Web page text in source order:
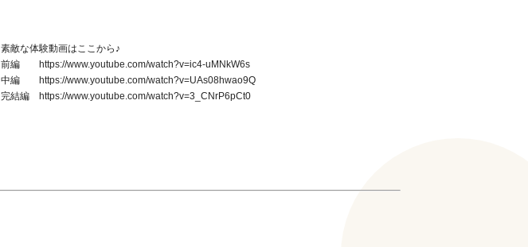
素敵な体験動画はここから♪
前編 https://www.youtube.com/watch?v=ic4-uMNkW6s
中編 https://www.youtube.com/watch?v=UAs08hwao9Q
完結編 https://www.youtube.com/watch?v=3_CNrP6pCt0